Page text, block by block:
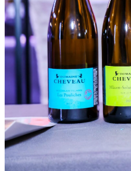
投资收藏
留学教育
名庄
品鉴专栏
美食
餐厅酒吧指
餐酒搭配
年份
酒具周边
投资收藏
留学教育
名庄
品鉴专栏
美食